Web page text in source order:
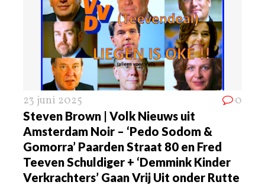
23 juni 2025 0
Steven Brown | Volk Nieuws uit
Amsterdam Noir – ‘Pedo Sodom &
Gomorra’ Paarden Straat 80 en Fred
Teeven Schuldiger + ‘Demmink Kinder
Verkrachters’ Gaan Vrij Uit onder Rutte